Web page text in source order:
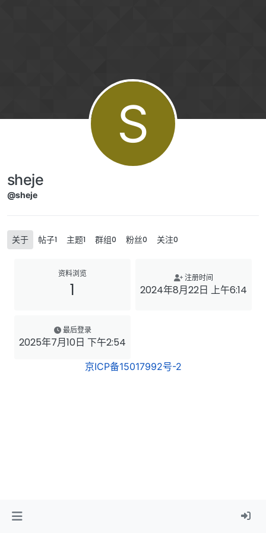
S
sheje
@sheje
关于 帖子1 主题1 群组0 粉丝0 关注0
资料浏览
1
注册时间
2024年8月22日 上午6:14
最后登录
2025年7月10日 下午2:54
京ICP备15017992号-2